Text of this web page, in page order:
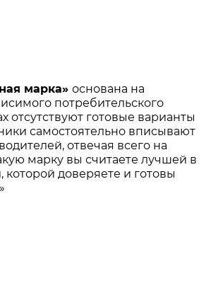
марка»основана на
потребительского
отсутствуют готовые варианты
самостоятельно вписывают
отвечая всего на
марку вы считаете лучшей в
которой доверяете и готовы